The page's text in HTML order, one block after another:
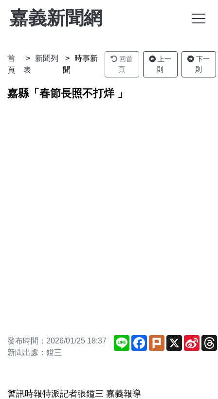
嘉義新聞網
首
頁
新聞列
表
時事新
聞
回首
頁
上一
則
下一
則
嘉縣「春節長照不打烊 」
發布時間：2026/01/25 18:37
新聞出處：鎰三
Line Facebook
Plurk X
Sina
警訊時報特派記者張鎰三 嘉義報導